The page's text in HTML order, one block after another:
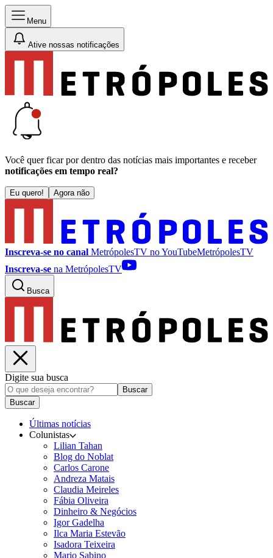
Menu
Ative nossas notificações
Você quer ficar por dentro das notícias mais importantes e receber
notificações em tempo real?
Eu quero! Agora não
Inscreva-se no canal MetrópolesTV noYouTubeMetrópolesTV
Inscreva-se na MetrópolesTV
Busca
Digite sua busca
Buscar
Buscar
Últimas notícias
Colunistas
Lilian Tahan
Blog do Noblat
Carlos Carone
Andreza Matais
Claudia Meireles
Fábia Oliveira
Dinheiro & Negócios
Igor Gadelha
Ilca Maria Estevão
Isadora Teixeira
Mario Sabino